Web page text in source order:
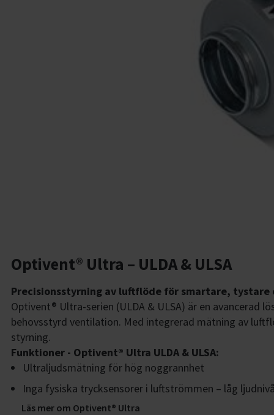
Optivent® Ultra – ULDA & ULSA
Precisionsstyrning av luftflöde för smartare, tystare
Optivent® Ultra-serien (ULDA & ULSA) är en avancerad
behovsstyrd ventilation. Med integrerad mätning av
styrning.
Funktioner - Optivent® Ultra ULDA & ULSA:
Ultraljudsmätning för hög noggrannhet
Inga fysiska trycksensorer i luftströmmen – låg
Läs mer om Optivent® Ultra